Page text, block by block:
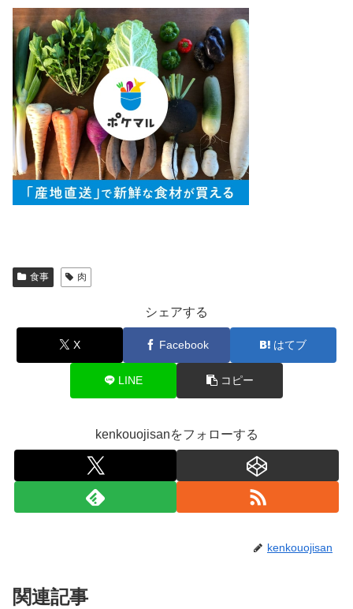
食事 肉
シェアする
X Facebook はてブ
LINE コピー
kenkouojisanをフォローする
kenkouojisan
関連記事